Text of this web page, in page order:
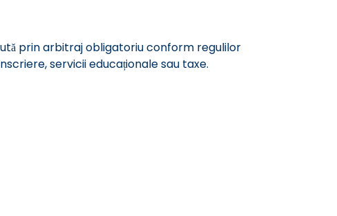
prin arbitraj obligatoriu conform regulilor
servicii educaționale sau taxe.